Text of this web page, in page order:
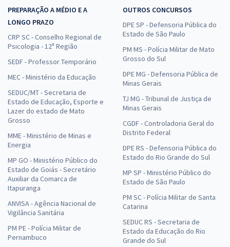
PREPARAÇÃO A MÉDIO E A
LONGO PRAZO
CRP SC - Conselho Regional de
Psicologia - 12ª Região
SEDF - Professor Temporário
MEC - Ministério da Educação
SEDUC/MT - Secretaria de
Estado de Educação, Esporte e
Lazer do estado de Mato
Grosso
MME - Ministério de Minas e
Energia
MP GO - Ministério Público do
Estado de Goiás - Secretário
Auxiliar da Comarca de
Itapuranga
ANVISA - Agência Nacional de
Vigilância Sanitária
PM PE - Polícia Militar de
Pernambuco
OUTROS CONCURSOS
DPE SP - Defensoria Pública do
Estado de São Paulo
PM MS - Polícia Militar de Mato
Grosso do Sul
DPE MG - Defensoria Pública de
Minas Gerais
TJ MG - Tribunal de Justiça de
Minas Gerais
CGDF - Controladoria Geral do
Distrito Federal
DPE RS - Defensoria Pública do
Estado do Rio Grande do Sul
MP SP - Ministério Público do
Estado de São Paulo
PM SC - Polícia Militar de Santa
Catarina
SEDUC RS - Secretaria de
Estado da Educação do Rio
Grande do Sul